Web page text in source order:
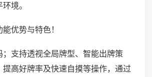
境。
优势与特色！
支持透视全局牌型、智能出牌策
提高好牌率及快速自摸等操作，通过